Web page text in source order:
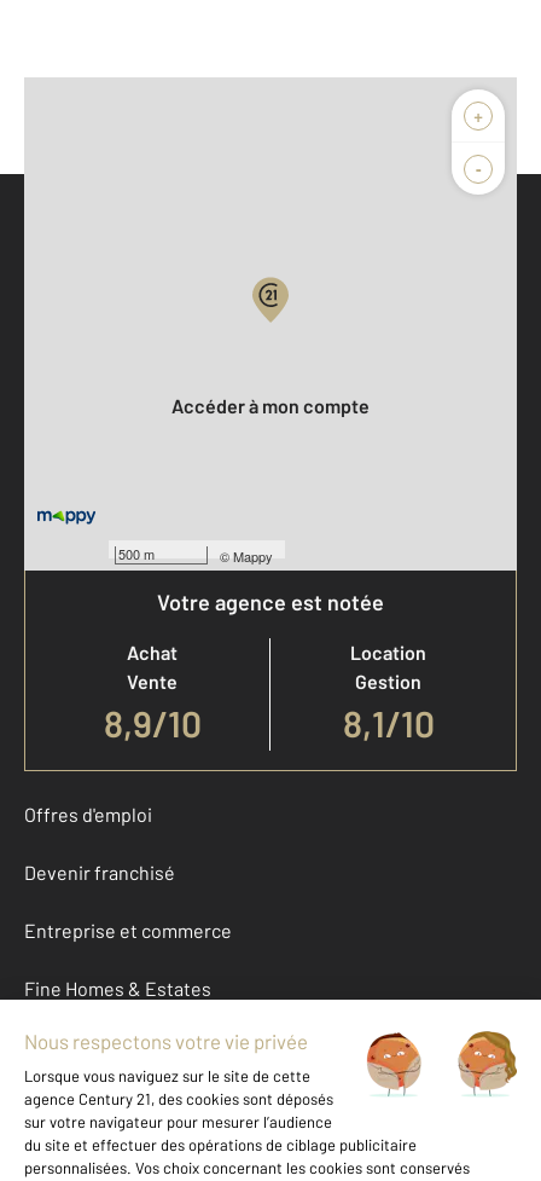
+
-
500 m ©Mappy
Accéder à mon compte
Votre agence est notée
Achat
Vente
8,9/10
Location
Gestion
8,1/10
Offres d'emploi
Devenir franchisé
Entreprise et commerce
Fine Homes & Estates
À propos
International
Nous contacter